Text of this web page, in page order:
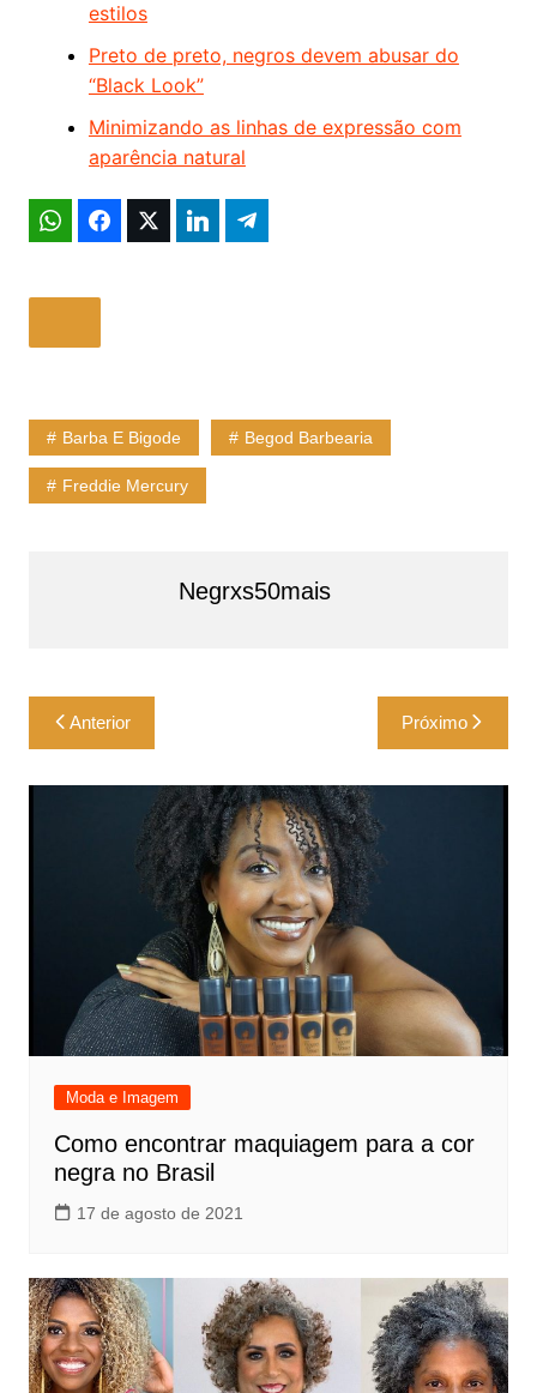
estilos
Preto de preto, negros devem abusar do
“Black Look”
Minimizando as linhas de expressão com
aparência natural
Barba E Bigode Begod Barbearia
Freddie Mercury
Negrxs50mais
Navegação
de
Post
Anterior Próximo
Moda e Imagem
Como encontrar maquiagem para a cor
negra no Brasil
17 de agosto de 2021